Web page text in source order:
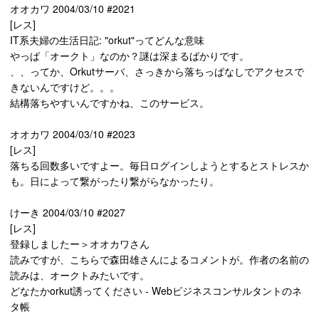
オオカワ 2004/03/10 #2021
[レス]
IT系夫婦の生活日記: "orkut"ってどんな意味
やっぱ「オークト」なのか？謎は深まるばかりです。
、、ってか、Orkutサーバ、さっきから落ちっぱなしでアクセスで
きないんですけど。。。
結構落ちやすいんですかね、このサービス。
オオカワ 2004/03/10 #2023
[レス]
落ちる回数多いですよー。毎日ログインしようとするとストレスか
も。日によって繋がったり繋がらなかったり。
けーき 2004/03/10 #2027
[レス]
登録しましたー＞オオカワさん
読みですが、こちらで森田雄さんによるコメントが。作者の名前の
読みは、オークトみたいです。
どなたかorkut誘ってください - Webビジネスコンサルタントのネ
タ帳